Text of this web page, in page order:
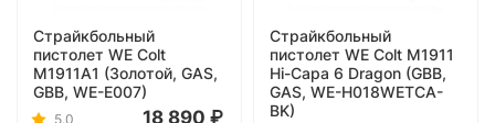
Страйкбольный
пистолет WE Colt
M1911A1 (Золотой, GAS,
GBB, WE-E007)
5.0 18 890
Страйкбольный
пистолет WE Colt M1911
Hi-Capa 6 Dragon (GBB,
GAS, WE-H018WETCA-
BK)